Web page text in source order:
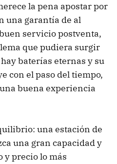
la pena apostar por
una garantía de al
servicio postventa,
que pudiera surgir
baterías eternas y su
con el paso del tiempo,
buena experiencia
una estación de
una gran capacidad y
y precio lo más